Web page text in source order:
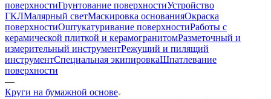
поверхностиГрунтование поверхностиУстройство
ГКЛМалярный светМаскировка основанияОкраска
поверхностиОштукатуривание поверхностиРаботы с
керамической плиткой и керамогранитомРазметочный и
измерительный инструментРежущий и пилящий
инструментСпециальная экипировкаШпатлевание
поверхности
—
Круги на бумажной основе